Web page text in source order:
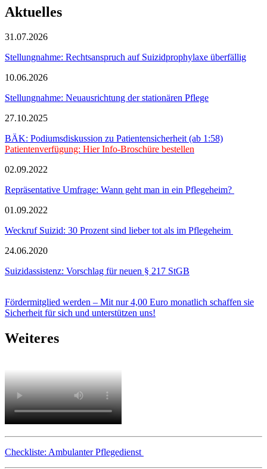
Aktuelles
31.07.2026
Stellungnahme: Rechtsanspruch auf Suizidprophylaxe überfällig
10.06.2026
Stellungnahme: Neuausrichtung der stationären Pflege
27.10.2025
BÄK: Podiumsdiskussion zu Patientensicherheit (ab 1:58)
Patientenverfügung: Hier Info-Broschüre bestellen
02.09.2022
Repräsentative Umfrage: Wann geht man in ein Pflegeheim?
01.09.2022
Weckruf Suizid: 30 Prozent sind lieber tot als im Pflegeheim
24.06.2020
Suizidassistenz: Vorschlag für neuen § 217 StGB
Fördermitglied werden – Mit nur 4,00 Euro monatlich schaffen sie
Sicherheit für sich und unterstützen uns!
Weiteres
Checkliste: Ambulanter Pflegedienst